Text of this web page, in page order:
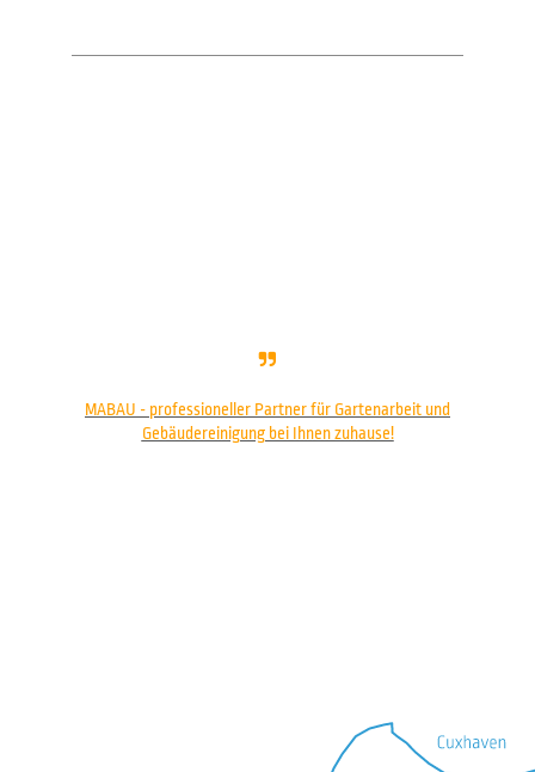
MABAU - professioneller Partner für Gartenarbeit und
Gebäudereinigung bei Ihnen zuhause!